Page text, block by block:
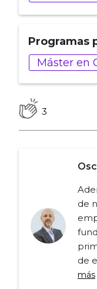
Programas
Máster en
3
de
de
más